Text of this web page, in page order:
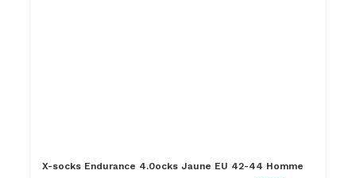
X-socks Endurance 4.0ocks Jaune EU 42-44 Homme